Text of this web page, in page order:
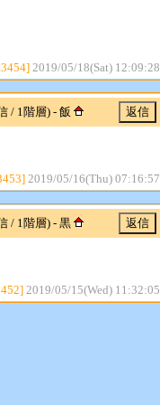
2019/05/18(Sat) 12:09:28
/ 1階層) - 飯
2019/05/16(Thu) 07:16:57
/ 1階層) - 黒
2019/05/15(Wed) 11:32:05